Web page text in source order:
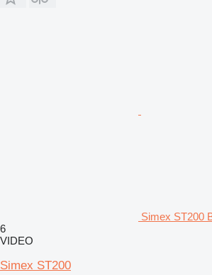
Simex ST200
6
VIDEO
Simex ST200